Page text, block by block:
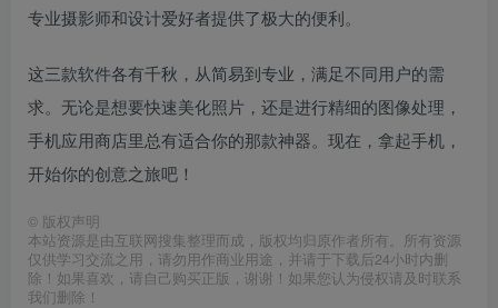
专业摄影师和设计爱好者提供了极大的便利。
这三款软件各有千秋，从简易到专业，满足不同用户的需
求。无论是想要快速美化照片，还是进行精细的图像处理，
手机应用商店里总有适合你的那款神器。现在，拿起手机，
开始你的创意之旅吧！
© 版权声明
本站资源是由互联网搜集整理而成，版权均归原作者所有。所有资源
仅供学习交流之用，请勿用作商业用途，并请于下载后24小时内删
除！如果喜欢，请自己购买正版，谢谢！如果您认为侵权请及时联系
我们删除！